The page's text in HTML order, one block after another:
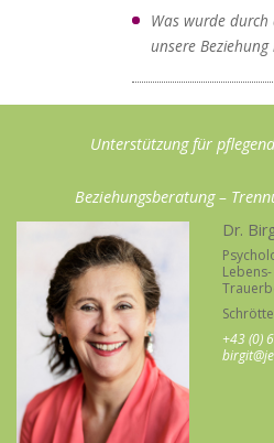
Was wurde
unsere
Unterstützung für
Beziehungsberatung –
Dr.
+43 (0)